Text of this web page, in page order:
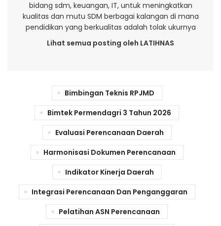
bidang sdm, keuangan, IT, untuk meningkatkan
kualitas dan mutu SDM berbagai kalangan di mana
pendidikan yang berkualitas adalah tolak ukurnya
Lihat semua posting oleh LATIHNAS
Bimbingan Teknis RPJMD
Bimtek Permendagri 3 Tahun 2026
Evaluasi Perencanaan Daerah
Harmonisasi Dokumen Perencanaan
Indikator Kinerja Daerah
Integrasi Perencanaan Dan Penganggaran
Pelatihan ASN Perencanaan